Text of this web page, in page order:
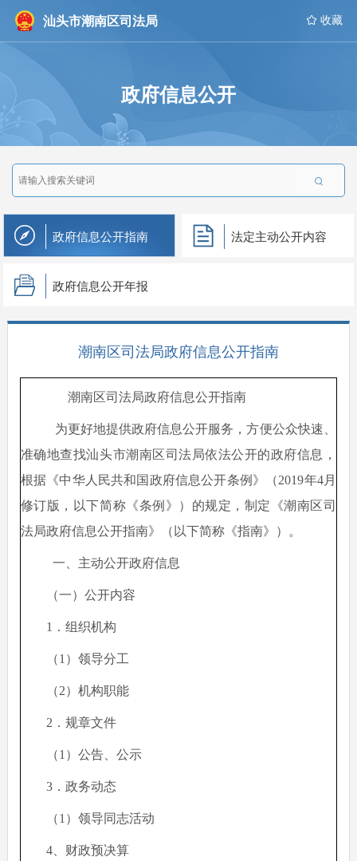
汕头市潮南区司法局  收藏
政府信息公开

政府信息公开指南 法定主动公开内容
政府信息公开年报
潮南区司法局政府信息公开指南
潮南区司法局政府信息公开指南
为更好地提供政府信息公开服务，方便公众快速、
准确地查找汕头市潮南区司法局依法公开的政府信息，
根据《中华人民共和国政府信息公开条例》（2019年4月
修订版，以下简称《条例》）的规定，制定《潮南区司
法局政府信息公开指南》（以下简称《指南》）。
一、主动公开政府信息
（一）公开内容
1．组织机构
（1）领导分工
（2）机构职能
2．规章文件
（1）公告、公示
3．政务动态
（1）领导同志活动
4、财政预决算